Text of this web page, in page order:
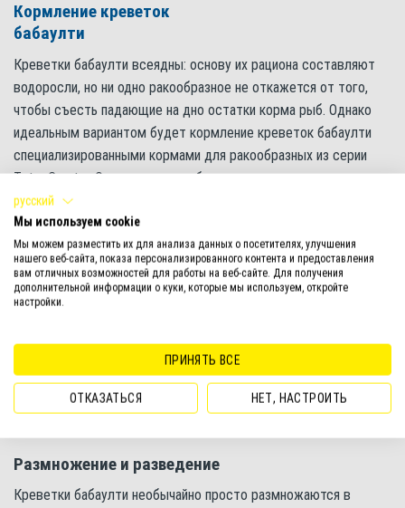
Кормление креветок
бабаулти
Креветки бабаулти всеядны: основу их рациона составляют
водоросли, но ни одно ракообразное не откажется от того,
чтобы съесть падающие на дно остатки корма рыб. Однако
идеальным вариантом будет кормление креветок бабаулти
специализированными кормами для ракообразных из серии
Tetra Crusta. Они полностью сбалансированы, содержат много
питательных элементов и витаминов, а также натуральных
усилителей цвета. Особая структура позволяет сохранять
гранулам корма форму, благодаря чему они не загрязняют
воду.
Хорошо подойдут и пластинки Tetra Wafer Mini Mix –
быстро опускается на дно, где становится доступным
креветкам. Также он дополнительно обогащён водорослью
спирулиной для повышения сопротивляемости организма
Размножение и разведение
Креветки бабаулти необычайно просто размножаются в
русский
Мы используем cookie
Мы можем разместить их для анализа данных о посетителях, улучшения
нашего веб-сайта, показа персонализированного контента и предоставления
вам отличных возможностей для работы на веб-сайте. Для получения
дополнительной информации о куки, которые мы используем, откройте
настройки.
ПРИНЯТЬ ВСЕ
ОТКАЗАТЬСЯ НЕТ, НАСТРОИТЬ